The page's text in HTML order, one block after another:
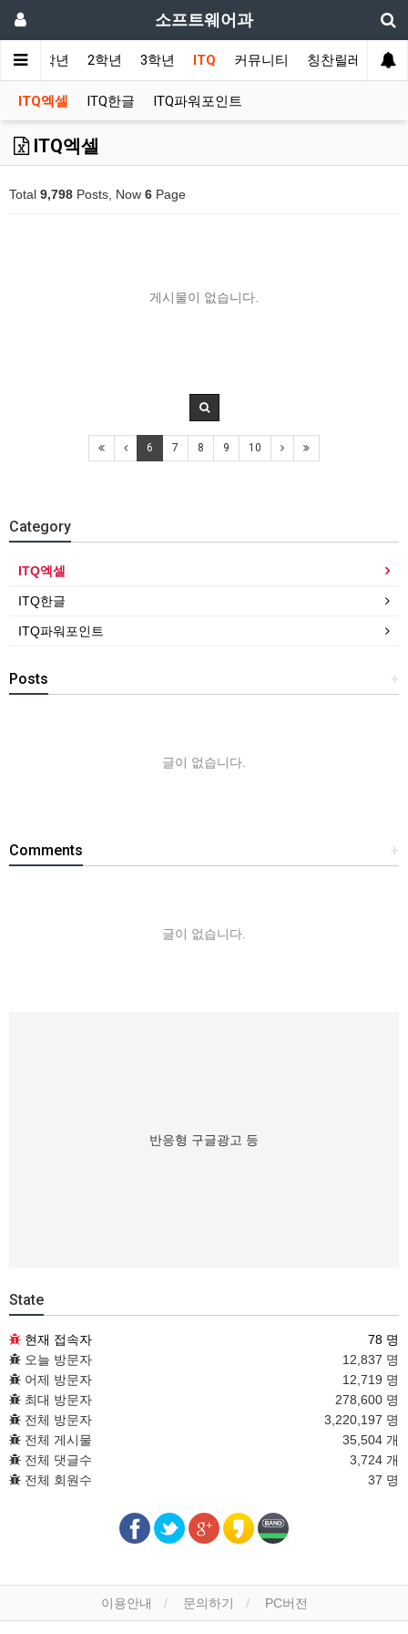
소프트웨어과
항 1학년 2학년 3학년 ITQ 커뮤니티 칭찬릴레이
ITQ엑셀 ITQ한글 ITQ파워포인트
ITQ엑셀
Total 9,798 Posts, Now 6 Page
게시물이 없습니다.
6 7 8 9 10
Category
ITQ엑셀
ITQ한글
ITQ파워포인트
+
Posts
글이 없습니다.
+
Comments
글이 없습니다.
반응형 구글광고 등
State
현재 접속자
78 명
오늘 방문자
12,837 명
어제 방문자
12,719 명
최대 방문자
278,600 명
전체 방문자
3,220,197 명
전체 게시물
35,504 개
전체 댓글수
3,724 개
전체 회원수
37 명
이용안내 문의하기 PC버전